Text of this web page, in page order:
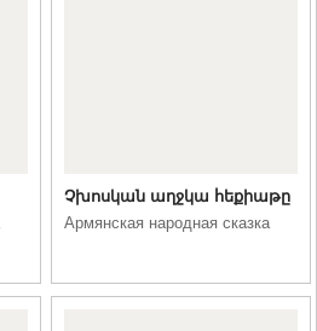
Չխոսկան աղջկա հեքիաթը
Армянская народная сказка